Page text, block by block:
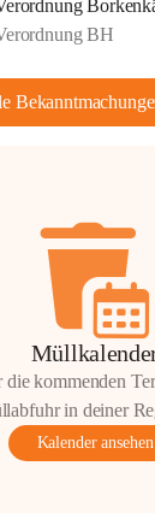
BH
die kommenden
in deiner
Kalender ansehen